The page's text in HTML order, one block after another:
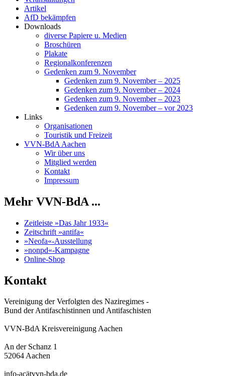
Artikel
AfD bekämpfen
Downloads
diverse Papiere u. Medien
Broschüren
Plakate
Regionalkonferenzen
Gedenken zum 9. November
Gedenken zum 9. November – 2025
Gedenken zum 9. November – 2024
Gedenken zum 9. November – 2023
Gedenken zum 9. November – vor 2023
Links
Organisationen
Touristik und Freizeit
VVN-BdA Aachen
Wir über uns
Mitglied werden
Kontakt
Impressum
Mehr VVN-BdA ...
Zeitleiste »Das Jahr 1933«
Zeitschrift »antifa«
»Neofa«-Ausstellung
»nonpd«-Kampagne
Online-Shop
Kontakt
Vereinigung der Verfolgten des Naziregimes -
Bund der Antifaschistinnen und Antifaschisten
VVN-BdA Kreisvereinigung Aachen
An der Schanz 1
52064 Aachen
info-acätvvn-bda.de